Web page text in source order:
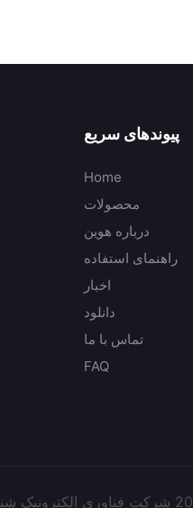
پیوندهای سریع
Home
محصولات
درباره هوین
راهنمای استفاده
اخبار
دانلود
تماس با ما
FAQ